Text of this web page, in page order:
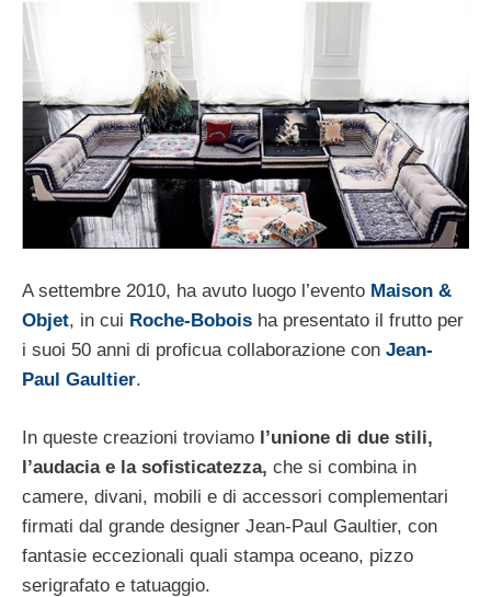
A settembre 2010, ha avuto luogo l’evento Maison &
Objet, in cui Roche-Bobois ha presentato il frutto per
i suoi 50 anni di proficua collaborazione con Jean-
Paul Gaultier.
In queste creazioni troviamo l’unione di due stili,
l’audacia e la sofisticatezza, che si combina in
camere, divani, mobili e di accessori complementari
firmati dal grande designer Jean-Paul Gaultier, con
fantasie eccezionali quali stampa oceano, pizzo
serigrafato e tatuaggio.